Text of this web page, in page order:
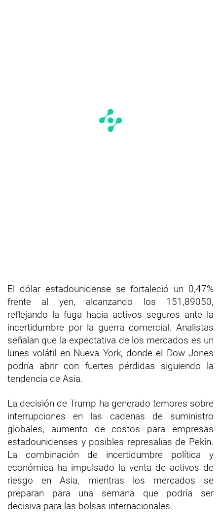
El dólar estadounidense se fortaleció un 0,47%
frente al yen, alcanzando los 151,89050,
reflejando la fuga hacia activos seguros ante la
incertidumbre por la guerra comercial. Analistas
señalan que la expectativa de los mercados es un
lunes volátil en Nueva York, donde el Dow Jones
podría abrir con fuertes pérdidas siguiendo la
tendencia de Asia.
La decisión de Trump ha generado temores sobre
interrupciones en las cadenas de suministro
globales, aumento de costos para empresas
estadounidenses y posibles represalias de Pekín.
La combinación de incertidumbre política y
económica ha impulsado la venta de activos de
riesgo en Asia, mientras los mercados se
preparan para una semana que podría ser
decisiva para las bolsas internacionales.